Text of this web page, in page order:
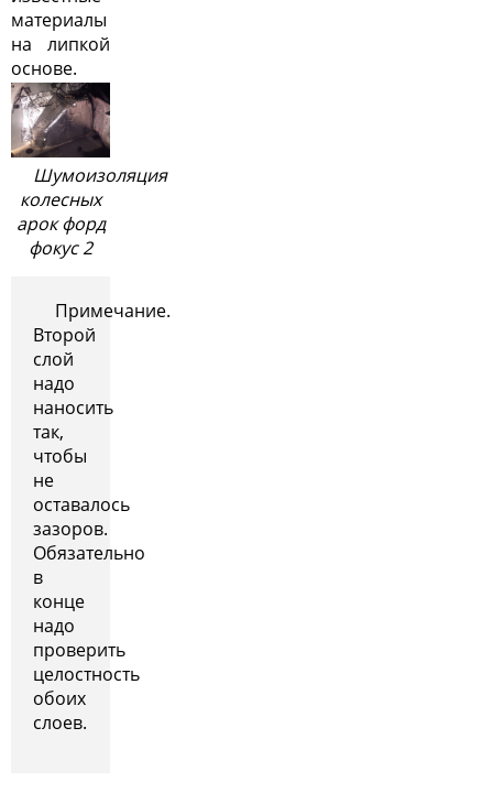
материалы
на липкой
основе.
Шумоизоляция
колесных
арок форд
фокус 2
Примечание.
Второй
слой
надо
наносить
так,
чтобы
не
оставалось
зазоров.
Обязательно
в
конце
надо
проверить
целостность
обоих
слоев.